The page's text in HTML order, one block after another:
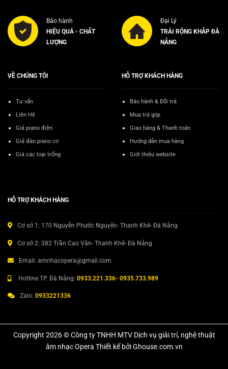
Bảo hành
HIỆU QUẢ - CHẤT
LƯỢNG
Đại Lý
TRẢI RỘNG KHẮP ĐÀ
NẴNG
VỀ CHÚNG TÔI
Tư vấn
Liên Hệ
Giá piano điện
Giá đàn piano cơ
Giá các loại trống
HỖ TRỢ KHÁCH HÀNG
Bảo hành & Đổi trả
Mua trả góp
Giao hàng & Thanh toán
Hướng dẫn mua hàng
Giới thiệu website
HỖ TRỢ KHÁCH HÀNG
Cơ sở 1: 170 Nguyễn Phước Nguyên- Thanh Khê- Đà Nẵng
Cơ sở 2: 382 Trần Cao Vân- Thanh Khê- Đà Nẵng
Email: amnhacopera@gmail.com
Hotline TP. Đà Nẵng: 0933.221.336- 0935.733.989
Zalo: 0933221336
Copyright 2026 © Công ty TNHH MTV Dịch vụ giải trí, nghệ thuật
âm nhạc Opera Thiết kế bởi Ghouse.com.vn